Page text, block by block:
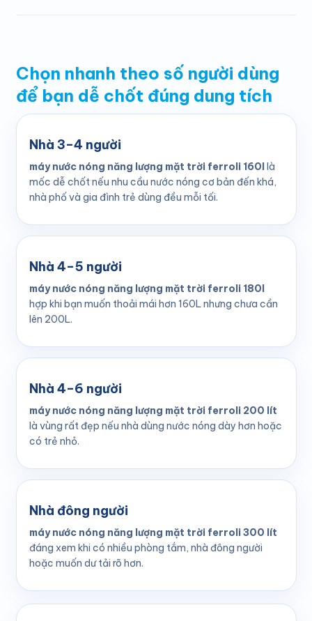
Chọn nhanh theo số người dùng
để bạn dễ chốt đúng dung tích
Nhà 3–4 người
máy nước nóng năng lượng mặt trời ferroli 160llà
mốc dễ chốt nếu nhu cầu nước nóng cơ bản đến khá,
nhà phố và gia đình trẻ dùng đều mỗi tối.
Nhà 4–5 người
máy nước nóng năng lượng mặt trời ferroli 180l
hợp khi bạn muốn thoải mái hơn 160L nhưng chưa cần
lên 200L.
Nhà 4–6 người
máy nước nóng năng lượng mặt trời ferroli 200 lít
là vùng rất đẹp nếu nhà dùng nước nóng dày hơn hoặc
có trẻ nhỏ.
Nhà đông người
máy nước nóng năng lượng mặt trời ferroli 300 lít
đáng xem khi có nhiều phòng tắm, nhà đông người
hoặc muốn dư tải rõ hơn.